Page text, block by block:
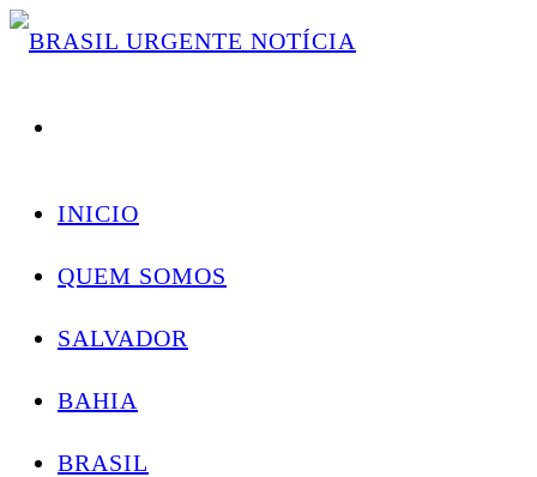
Skip
INICIO
QUEM SOMOS
SALVADOR
BAHIA
BRASIL